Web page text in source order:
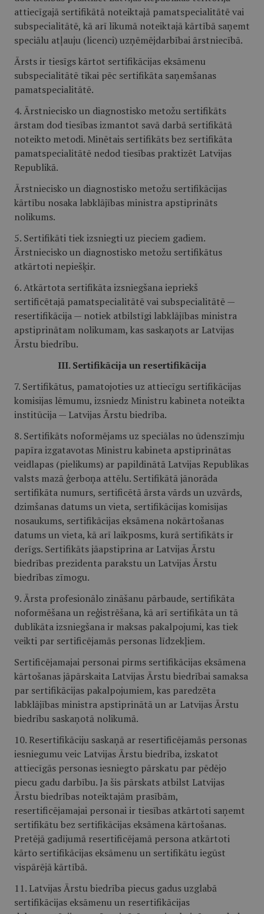
attiecīgajā sertifikātā noteiktajā pamatspecialitātē vai
subspecialitātē, kā arī likumā noteiktajā kārtībā saņemt
speciālu atļauju (licenci) uzņēmējdarbībai ārstniecībā.
Ārsts ir tiesīgs kārtot sertifikācijas eksāmenu
subspecialitātē tikai pēc sertifikāta saņemšanas
pamatspecialitātē.
4. Ārstniecisko un diagnostisko metožu sertifikāts
ārstam dod tiesības izmantot savā darbā sertifikātā
noteikto metodi. Minētais sertifikāts bez sertifikāta
pamatspecialitātē nedod tiesības praktizēt Latvijas
Republikā.
Ārstniecisko un diagnostisko metožu sertifikācijas
kārtību nosaka labklājības ministra apstiprināts
nolikums.
5. Sertifikāti tiek izsniegti uz pieciem gadiem.
Ārstniecisko un diagnostisko metožu sertifikātus
atkārtoti nepiešķir.
6. Atkārtota sertifikāta izsniegšana iepriekš
sertificētajā pamatspecialitātē vai subspecialitātē —
resertifikācija — notiek atbilstīgi labklājības ministra
apstiprinātam nolikumam, kas saskaņots ar Latvijas
Ārstu biedrību.
III. Sertifikācija un resertifikācija
7. Sertifikātus, pamatojoties uz attiecīgu sertifikācijas
komisijas lēmumu, izsniedz Ministru kabineta noteikta
institūcija — Latvijas Ārstu biedrība.
8. Sertifikāts noformējams uz speciālas no ūdenszīmju
papīra izgatavotas Ministru kabineta apstiprinātas
veidlapas (pielikums) ar papildinātā Latvijas Republikas
valsts mazā ģerboņa attēlu. Sertifikātā jānorāda
sertifikāta numurs, sertificētā ārsta vārds un uzvārds,
dzimšanas datums un vieta, sertifikācijas komisijas
nosaukums, sertifikācijas eksāmena nokārtošanas
datums un vieta, kā arī laikposms, kurā sertifikāts ir
derīgs. Sertifikāts jāapstiprina ar Latvijas Ārstu
biedrības prezidenta parakstu un Latvijas Ārstu
biedrības zīmogu.
9. Ārsta profesionālo zināšanu pārbaude, sertifikāta
noformēšana un reģistrēšana, kā arī sertifikāta un tā
dublikāta izsniegšana ir maksas pakalpojumi, kas tiek
veikti par sertificējamās personas līdzekļiem.
Sertificējamajai personai pirms sertifikācijas eksāmena
kārtošanas jāpārskaita Latvijas Ārstu biedrībai samaksa
par sertifikācijas pakalpojumiem, kas paredzēta
labklājības ministra apstiprinātā un ar Latvijas Ārstu
biedrību saskaņotā nolikumā.
10. Resertifikāciju saskaņā ar resertificējamās personas
iesniegumu veic Latvijas Ārstu biedrība, izskatot
attiecīgās personas iesniegto pārskatu par pēdējo
piecu gadu darbību. Ja šis pārskats atbilst Latvijas
Ārstu biedrības noteiktajām prasībām,
resertificējamajai personai ir tiesības atkārtoti saņemt
sertifikātu bez sertifikācijas eksāmena kārtošanas.
Pretējā gadījumā resertificējamā persona atkārtoti
kārto sertifikācijas eksāmenu un sertifikātu iegūst
vispārējā kārtībā.
11. Latvijas Ārstu biedrība piecus gadus uzglabā
sertifikācijas eksāmenu un resertifikācijas